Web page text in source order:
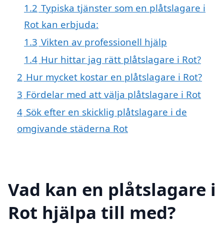
1.2 Typiska tjänster som en plåtslagare i
Rot kan erbjuda:
1.3 Vikten av professionell hjälp
1.4 Hur hittar jag rätt plåtslagare i Rot?
2 Hur mycket kostar en plåtslagare i Rot?
3 Fördelar med att välja plåtslagare i Rot
4 Sök efter en skicklig plåtslagare i de
omgivande städerna Rot
Vad kan en plåtslagare i
Rot hjälpa till med?